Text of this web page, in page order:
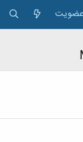
عضویت